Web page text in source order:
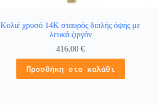
Κολιέ χρυσό 14Κ σταυρός διπλής όψης με
λευκά ζιργόν
416,00€
Προσθήκη στο καλάθι